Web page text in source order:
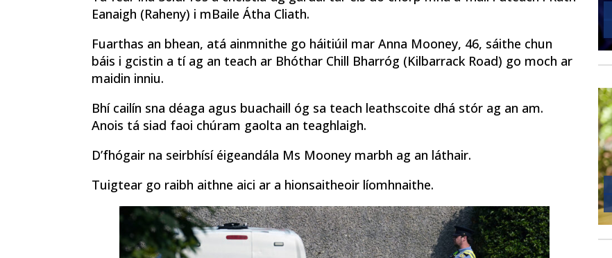
Eanaigh (Raheny) i mBaile Átha Cliath.
Fuarthas an bhean, atá ainmnithe go háitiúil mar Anna Mooney, 46, sáithe chun
báis i gcistin a tí ag an teach ar Bhóthar Chill Bharróg (Kilbarrack Road) go moch ar
maidin inniu.
Bhí cailín sna déaga agus buachaill óg sa teach leathscoite dhá stór ag an am.
Anois tá siad faoi chúram gaolta an teaghlaigh.
D’fhógair na seirbhísí éigeandála Ms Mooney marbh ag an láthair.
Tuigtear go raibh aithne aici ar a hionsaitheoir líomhnaithe.